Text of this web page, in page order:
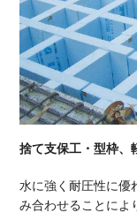
捨て支保工・型枠、
水に強く耐圧性に優
み合わせることによ